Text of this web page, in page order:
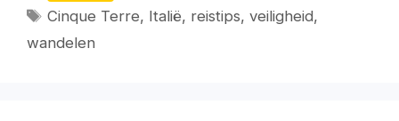
Tags
Cinque Terre, Italië, reistips,veiligheid,
wandelen